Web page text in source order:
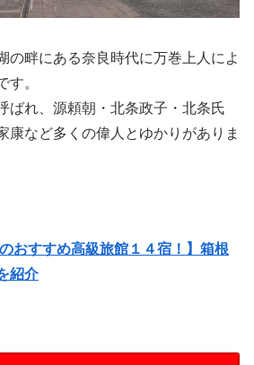
の畔にある奈良時代に万巻上人によ
す。
ばれ、源頼朝・北条政子・北条氏
康など多くの偉人とゆかりがありま
おすすめ高級旅館１４宿！】箱根
紹介